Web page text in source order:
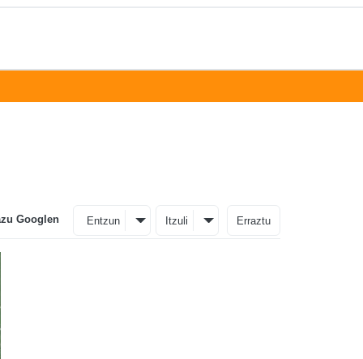
Googlen Entzun Itzuli Erraztu